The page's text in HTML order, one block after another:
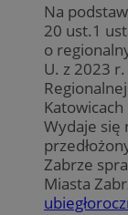
Na
20 ust.1
o
U. z 2023
Katowicach
Wydaje się
Zabrze
Miasta